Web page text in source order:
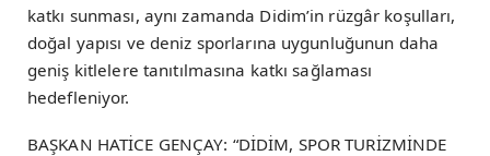
katkı sunması, aynı zamanda Didim’in rüzgâr koşulları,
doğal yapısı ve deniz sporlarına uygunluğunun daha
geniş kitlelere tanıtılmasına katkı sağlaması
hedefleniyor.
BAŞKAN HATİCE GENÇAY: “DİDİM, SPOR TURİZMİNDE